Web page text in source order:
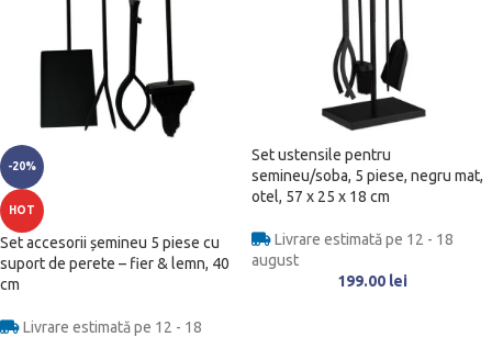
-20%
HOT
Set accesorii șemineu 5 piese cu
suport de perete – fier & lemn, 40
cm
Livrare estimată pe 12 - 18
Set ustensile pentru
semineu/soba, 5 piese, negru mat,
otel, 57 x 25 x 18 cm
Livrare estimată pe 12 - 18
august
199.00 lei